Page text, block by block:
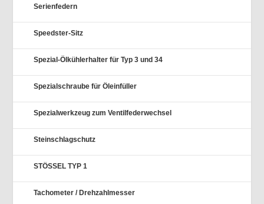
Serienfedern
Speedster-Sitz
Spezial-Ölkühlerhalter für Typ 3 und 34
Spezialschraube für Öleinfüller
Spezialwerkzeug zum Ventilfederwechsel
Steinschlagschutz
STÖSSEL TYP 1
Tachometer / Drehzahlmesser